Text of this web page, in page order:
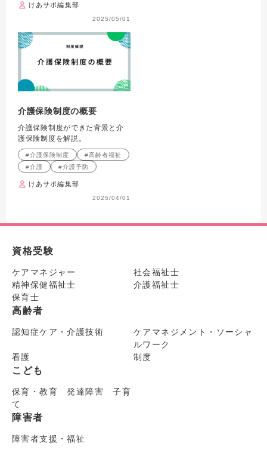
けあサポ編集部
2025/05/01
介護保険制度の概要
介護保険制度ができた背景と介
護保険制度を解説。
#介護保険制度
#高齢者福祉
#介護
#介護予防
けあサポ編集部
2025/04/01
資格受験
ケアマネジャー
社会福祉士
精神保健福祉士
介護福祉士
保育士
高齢者
認知症ケア・介護技術
ケアマネジメント・ソーシャ
ルワーク
看護
制度
こども
保育・教育 発達障害 子育
て
障害者
障害者支援・福祉